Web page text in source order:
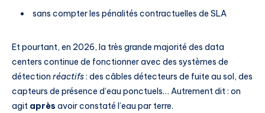
sans compter les pénalités contractuelles de SLA
Et pourtant, en 2026, la très grande majorité des data
centers continue de fonctionner avec des systèmes de
détection réactifs: des câbles détecteurs de fuite au sol, des
capteurs de présence d’eau ponctuels… Autrement dit : on
agit après avoir constaté l’eau par terre.